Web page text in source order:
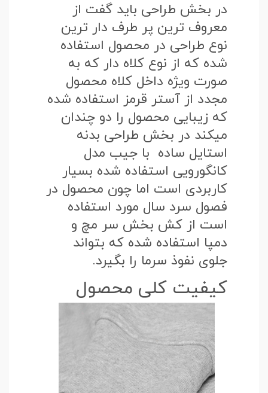
در بخش طراحی باید گفت از
معروف ترین پر طرف دار ترین
نوع طراحی در محصول استفاده
شده که از نوع کلاه دار که به
صورت ویژه داخل کلاه محصول
مجدد از آستر قرمز استفاده شده
که زیبایی محصول را دو چندان
میکند در بخش طراحی بدنه
استایل ساده با جیب مدل
کانگورویی استفاده شده بسیار
کاربردی است اما چون محصول در
فصول سرد سال مورد استفاده
است از کش بخش سر مچ و
دمپا استفاده شده که بتواند
جلوی نفوذ سرما را بگیرد.
کیفیت کلی محصول